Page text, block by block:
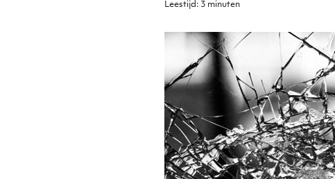
Leestijd: 3 minuten